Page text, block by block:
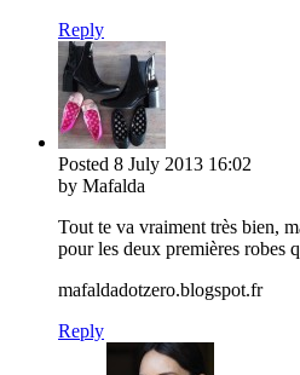
Reply
Posted 8 July 2013 16:02
by Mafalda
Tout te va vraiment très bien,
pour les deux premières robes
mafaldadotzero.blogspot.fr
Reply